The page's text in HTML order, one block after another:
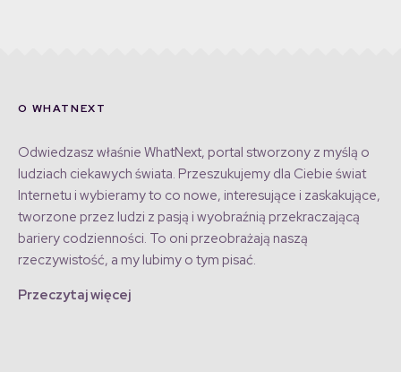
O WHATNEXT
Odwiedzasz właśnie WhatNext, portal stworzony z myślą o
ludziach ciekawych świata. Przeszukujemy dla Ciebie świat
Internetu i wybieramy to co nowe, interesujące i zaskakujące,
tworzone przez ludzi z pasją i wyobraźnią przekraczającą
bariery codzienności. To oni przeobrażają naszą
rzeczywistość, a my lubimy o tym pisać.
Przeczytaj więcej